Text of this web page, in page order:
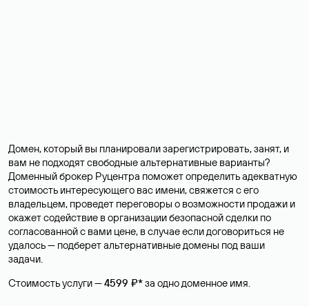
Домен, который вы планировали зарегистрировать, занят, и
вам не подходят свободные альтернативные варианты?
Доменный брокер Руцентра поможет определить адекватную
стоимость интересующего вас имени, свяжется с его
владельцем, проведет переговоры о возможности продажи и
окажет содействие в организации безопасной сделки по
согласованной с вами цене, в случае если договориться не
удалось — подберет альтернативные домены под ваши
задачи.
Стоимость услуги —4599 ₽*за одно доменное имя.